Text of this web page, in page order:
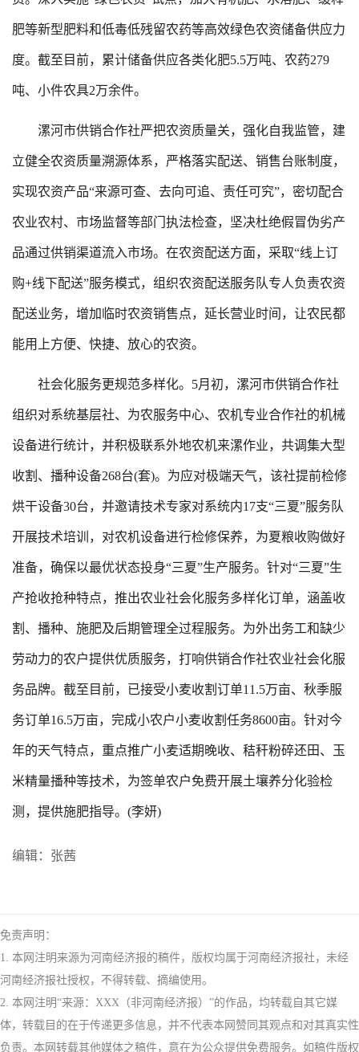
肥等新型肥料和低毒低残留农药等高效绿色农资储备供应力
度。截至目前，累计储备供应各类化肥5.5万吨、农药279
吨、小件农具2万余件。
漯河市供销合作社严把农资质量关，强化自我监管，建
立健全农资质量溯源体系，严格落实配送、销售台账制度，
实现农资产品“来源可查、去向可追、责任可究”，密切配合
农业农村、市场监督等部门执法检查，坚决杜绝假冒伪劣产
品通过供销渠道流入市场。在农资配送方面，采取“线上订
购+线下配送”服务模式，组织农资配送服务队专人负责农资
配送业务，增加临时农资销售点，延长营业时间，让农民都
能用上方便、快捷、放心的农资。
社会化服务更规范多样化。5月初，漯河市供销合作社
组织对系统基层社、为农服务中心、农机专业合作社的机械
设备进行统计，并积极联系外地农机来漯作业，共调集大型
收割、播种设备268台(套)。为应对极端天气，该社提前检修
烘干设备30台，并邀请技术专家对系统内17支“三夏”服务队
开展技术培训，对农机设备进行检修保养，为夏粮收购做好
准备，确保以最优状态投身“三夏”生产服务。针对“三夏”生
产抢收抢种特点，推出农业社会化服务多样化订单，涵盖收
割、播种、施肥及后期管理全过程服务。为外出务工和缺少
劳动力的农户提供优质服务，打响供销合作社农业社会化服
务品牌。截至目前，已接受小麦收割订单11.5万亩、秋季服
务订单16.5万亩，完成小农户小麦收割任务8600亩。针对今
年的天气特点，重点推广小麦适期晚收、秸秆粉碎还田、玉
米精量播种等技术，为签单农户免费开展土壤养分化验检
测，提供施肥指导。(李妍)
编辑：张茜
免责声明：
1. 本网注明来源为河南经济报的稿件，版权均属于河南经济报社，未经
河南经济报社授权，不得转载、摘编使用。
2. 本网注明“来源：XXX（非河南经济报）”的作品，均转载自其它媒
体，转载目的在于传递更多信息，并不代表本网赞同其观点和对其真实性
负责。本网转载其他媒体之稿件，意在为公众提供免费服务。如稿件版权